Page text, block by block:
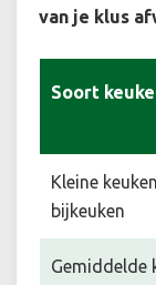
van je klus
Soort
Kleine
bijkeuken
Gemiddelde